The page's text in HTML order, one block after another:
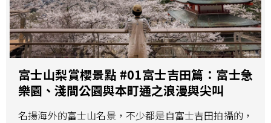
富士山梨賞櫻景點 #01富士吉田篇：富士急
樂園、淺間公園與本町通之浪漫與尖叫
名揚海外的富士山名景，不少都是自富士吉田拍攝的，